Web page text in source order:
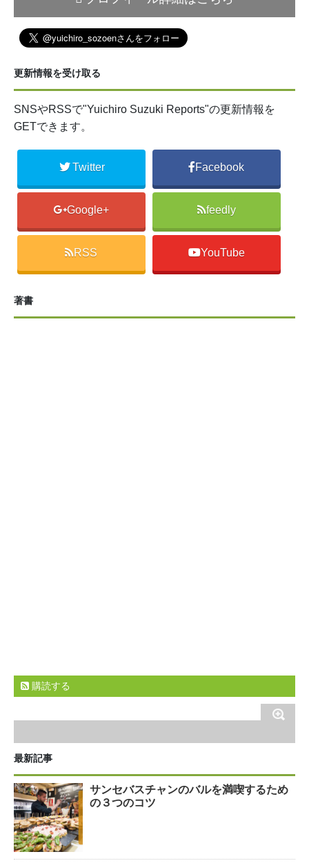
更新情報を受け取る
SNSやRSSで"Yuichiro Suzuki Reports"の更新情報を
GETできます。
Twitter Facebook
Google+ feedly
RSS YouTube
著書
購読する
最新記事
サンセバスチャンのバルを満喫するため
の３つのコツ